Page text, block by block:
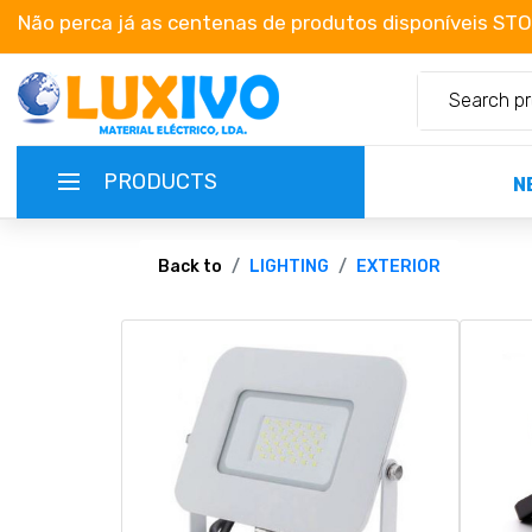
Não perca já as centenas de produtos disponíveis
PRODUCTS
NEW-PRODUCTS
TERMS OF SERVICE
Back to LIGHTING EXTERIOR